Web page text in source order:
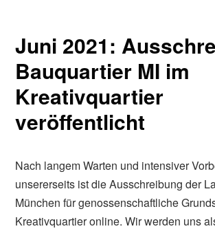
Juni 2021:
Bauquartier MI im
Kreativquartier
veröffentlicht
Nach langem Warten und intensiver
unsererseits ist die Ausschreibung der
München für genossenschaftliche
Kreativquartier online. Wir werden uns